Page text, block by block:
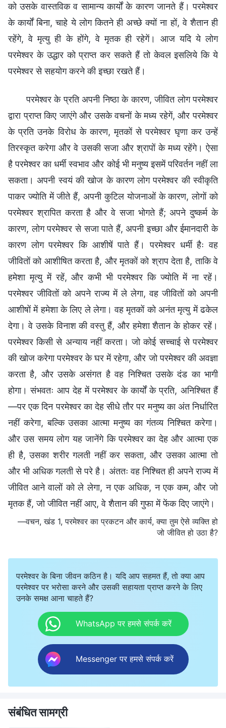
को उसके वास्तविक व सामान्य कार्यों के कारण जानते हैं। परमेश्वर
के कार्यों बिना, चाहे ये लोग कितने ही अच्छे क्यों ना हों, वे शैतान ही
रहेंगे, वे मृत्यु ही के होंगे, वे मृतक ही रहेगें। आज यदि ये लोग
परमेश्वर के उद्धार को प्राप्त कर सकते हैं तो केवल इसलिये कि ये
परमेश्वर से सहयोग करने की इच्छा रखते हैं।
परमेश्वर के प्रति अपनी निष्ठा के कारण, जीवित लोग परमेश्वर
द्वारा प्राप्त किए जाएंगे और उसके वचनों के मध्य रहेगें, और परमेश्वर
के प्रति उनके विरोध के कारण, मृतकों से परमेश्वर घृणा कर उन्हें
तिरस्कृत करेगा और वे उसकी सजा और श्रापों के मध्य रहेंगे। ऐसा
है परमेश्वर का धर्मी स्वभाव और कोई भी मनुष्य इसमें परिवर्तन नहीं ला
सकता। अपनी स्वयं की खोज के कारण लोग परमेश्वर की स्वीकृति
पाकर ज्योति में जीते हैं, अपनी कुटिल योजनाओं के कारण, लोगों को
परमेश्वर श्रापित करता है और वे सजा भोगते हैं; अपने दुष्कर्म के
कारण, लोग परमेश्वर से सजा पाते हैं, अपनी इच्छा और ईमानदारी के
कारण लोग परमेश्वर कि आशीषें पाते हैं। परमेश्वर धर्मी हैः वह
जीवितों को आशीषित करता है, और मृतकों को श्राप देता है, ताकि वे
हमेशा मृत्यु में रहें, और कभी भी परमेश्वर कि ज्योति में ना रहें।
परमेश्वर जीवितों को अपने राज्य में ले लेगा, वह जीवितों को अपनी
आशीषों में हमेशा के लिए ले लेगा। वह मृतकों को अनंत मृत्यु में ढकेल
देगा। वे उसके विनाश की वस्तु हैं, और हमेशा शैतान के होकर रहें।
परमेश्वर किसी से अन्याय नहीं करता। जो कोई सच्चाई से परमेश्वर
की खोज करेगा परमेश्वर के घर में रहेगा, और जो परमेश्वर की अवज्ञा
करता है, और उसके असंगत है वह निश्चित उसके दंड का भागी
होगा। संभवतः आप देह में परमेश्वर के कार्यों के प्रति, अनिश्चित हैं
—पर एक दिन परमेश्वर का देह सीधे तौर पर मनुष्य का अंत निर्धारित
नहीं करेगा, बल्कि उसका आत्मा मनुष्य का गंतव्य निश्चित करेगा।
और उस समय लोग यह जानेंगे कि परमेश्वर का देह और आत्मा एक
ही है, उसका शरीर गलती नहीं कर सकता, और उसका आत्मा तो
और भी अधिक गलती से परे है। अंततः वह निश्चित ही अपने राज्य में
जीवित आने वालों को ले लेगा, न एक अधिक, न एक कम, और जो
मृतक हैं, जो जीवित नहीं आए, वे शैतान की गुफा में फेंक दिए जाएंगे।
—वचन, खंड 1, परमेश्वर का प्रकटन और कार्य, क्या तुम ऐसे व्यक्ति हो
जो जीवित हो उठा है?
परमेश्वर के बिना जीवन कठिन है। यदि आप सहमत हैं, तो क्या आप
परमेश्वर पर भरोसा करने और उसकी सहायता प्राप्त करने के लिए
उनके समक्ष आना चाहते हैं?
WhatsApp पर हमसे संपर्क करें
Messenger पर हमसे संपर्क करें
संबंधित सामग्री